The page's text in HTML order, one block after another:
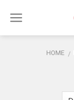
HOME /